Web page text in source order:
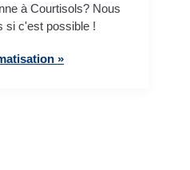
à Courtisols? Nous
si c'est possible !
»